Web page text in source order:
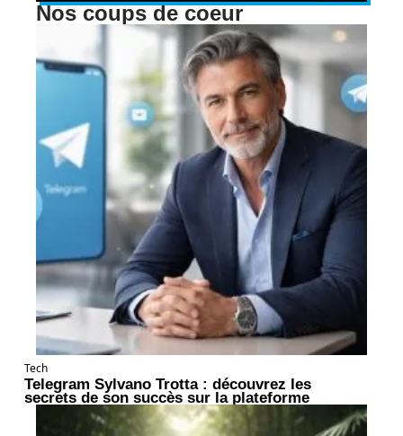
Nos coups de coeur
Tech
Telegram Sylvano Trotta : découvrez les
secrets de son succès sur la plateforme